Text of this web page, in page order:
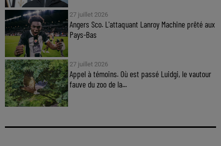
27 juillet 2026
Angers Sco. L'attaquant Lanroy Machine prêté aux
Pays-Bas
27 juillet 2026
Appel à témoins. Où est passé Luidgi, le vautour
fauve du zoo de la...